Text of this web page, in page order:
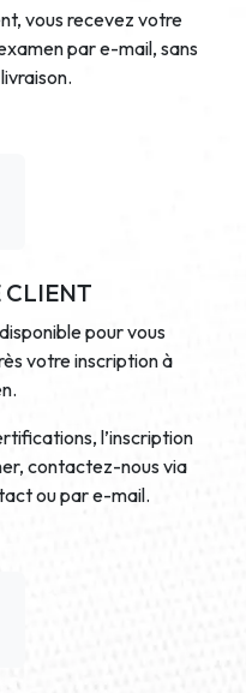
vous recevez votre
par e-mail, sans
CLIENT
pour vous
votre inscription à
l’inscription
contactez-nous via
ou par e-mail.